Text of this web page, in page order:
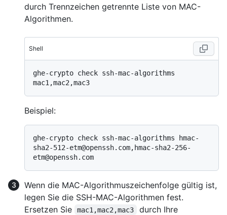
durch Trennzeichen getrennte Liste von MAC-
Algorithmen.
Shell
ghe-crypto check ssh-mac-algorithms
Beispiel:
ghe-crypto check ssh-mac-algorithms hmac-
sha2-512-etm@openssh.com,hmac-sha2-256-
Wenn die MAC-Algorithmuszeichenfolge gültig ist,
legen Sie die SSH-MAC-Algorithmen fest.
Ersetzen Sie
mac1,mac2,mac3
durch Ihre